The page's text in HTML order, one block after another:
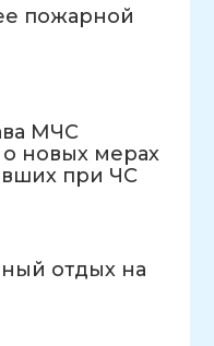
пожарной
МЧС
новых мерах
при ЧС
отдых на